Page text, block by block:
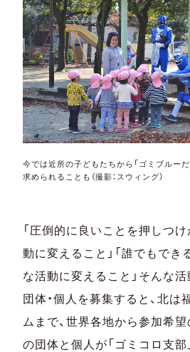
今では近所の子どもたちから「ゴミブルーだ
求められることも（撮影：スウィング）
「圧倒的に良いことを押しつ
動に変えること」「誰でもで
な活動に変えること」そんな
団体・個人を募集すると、北は
ムまで、世界各地から参加希
の団体と個人が「ゴミコロ支部